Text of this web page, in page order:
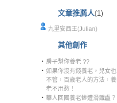
文章推薦人(1)
九里安西王(Julian)
其他創作
‧ 房子幫你養老 ??
‧ 如果你沒有錢養老，兒女也
不管，百歲老人的方法，養
老不用愁！
‧ 華人回國養老慘遭滑鐵盧？